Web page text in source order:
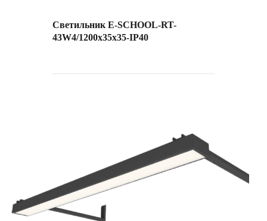
Светильник E-SCHOOL-RT-
43W4/1200х35х35-IP40